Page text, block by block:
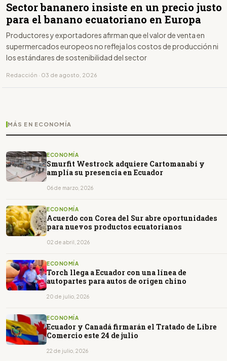
Sector bananero insiste en un precio justo
para el banano ecuatoriano en Europa
Productores y exportadores afirman que el valor de venta en
supermercados europeos no refleja los costos de producción ni
los estándares de sostenibilidad del sector
Redacción · 03 de agosto, 2026
MÁS EN ECONOMÍA
ECONOMÍA
Smurfit Westrock adquiere Cartomanabí y
amplía su presencia en Ecuador
06 de marzo, 2026
ECONOMÍA
Acuerdo con Corea del Sur abre oportunidades
para nuevos productos ecuatorianos
02 de abril, 2026
ECONOMÍA
Torch llega a Ecuador con una línea de
autopartes para autos de origen chino
20 de julio, 2026
ECONOMÍA
Ecuador y Canadá firmarán el Tratado de Libre
Comercio este 24 de julio
22 de julio, 2026